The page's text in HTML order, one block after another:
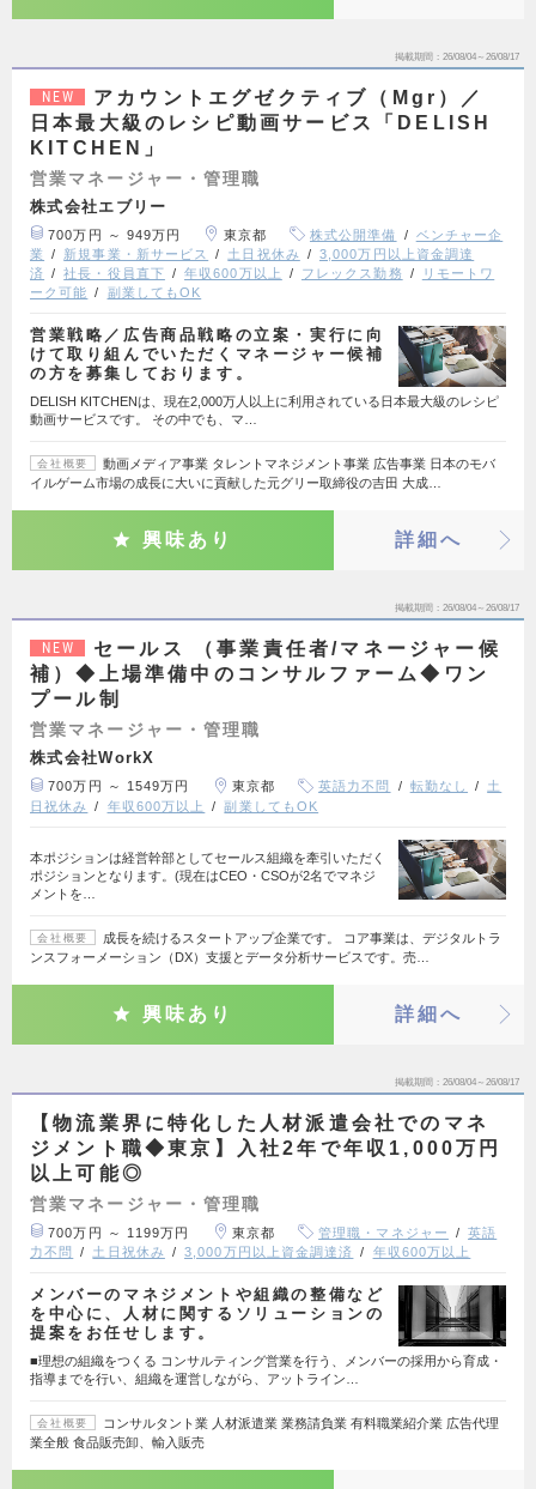
掲載期間 26/08/04～26/08/17
NEW
アカウントエグゼクティブ（Mgr）／
日本最大級のレシピ動画サービス「DELISH
KITCHEN」
営業マネージャー・管理職
株式会社エブリー
700万円 ～ 949万円 東京都 株式公開準備
ベンチャー企
業
新規事業・新サービス 土日祝休み
3,000万円以上資金調達
済
社長・役員直下 年収600万以上 フレックス勤務
リモートワ
ーク可能
副業してもOK
営業戦略／広告商品戦略の立案・実行に向
けて取り組んでいただくマネージャー候補
の方を募集しております。
DELISH KITCHENは、現在2,000万人以上に利用されている日本最大級のレシピ
動画サービスです。 その中でも、マ…
会社概要
動画メディア事業 タレントマネジメント事業 広告事業 日本のモバ
イルゲーム市場の成長に大いに貢献した元グリー取締役の吉田 大成…
興味あり 詳細へ
掲載期間 26/08/04～26/08/17
NEW
セールス （事業責任者/マネージャー候
補）◆上場準備中のコンサルファーム◆ワン
プール制
営業マネージャー・管理職
株式会社WorkX
700万円 ～ 1549万円 東京都 英語力不問 転勤なし
土
日祝休み
年収600万以上 副業してもOK
本ポジションは経営幹部としてセールス組織を牽引いただく
ポジションとなります。(現在はCEO・CSOが2名でマネジ
メントを…
会社概要
成長を続けるスタートアップ企業です。 コア事業は、デジタルトラ
ンスフォーメーション（DX）支援とデータ分析サービスです。売…
興味あり 詳細へ
掲載期間 26/08/04～26/08/17
【物流業界に特化した人材派遣会社でのマネ
ジメント職◆東京】入社2年で年収1,000万円
以上可能◎
営業マネージャー・管理職
700万円 ～ 1199万円 東京都 管理職・マネジャー
英語
力不問
土日祝休み 3,000万円以上資金調達済 年収600万以上
メンバーのマネジメントや組織の整備など
を中心に、人材に関するソリューションの
提案をお任せします。
■理想の組織をつくる コンサルティング営業を行う、メンバーの採用から育成・
指導までを行い、組織を運営しながら、アットライン…
会社概要
コンサルタント業 人材派遣業 業務請負業 有料職業紹介業 広告代理
業全般 食品販売卸、輸入販売